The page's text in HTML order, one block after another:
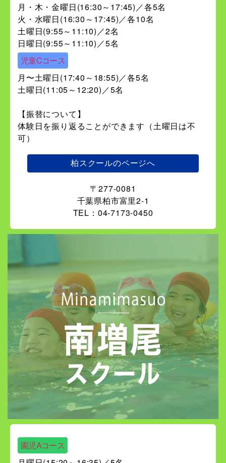
月・木・金曜日(16:30～17:45)／各5名
火・水曜日(16:30～17:45)／各10名
土曜日(9:55～11:10)／2名
日曜日(9:55～11:10)／5名
児童Cコース
月〜土曜日(17:40～18:55)／各5名
土曜日(11:05～12:20)／5名
【振替について】
体験日を振り返ることができます（土曜日は不
可）
柏スクールのページへ
〒277-0081
千葉県柏市富里2-1
TEL：04-7173-0450
園児Aコース